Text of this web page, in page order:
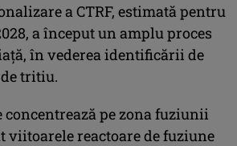
a CTRF, estimată pentru
a început un amplu proces
în vederea identificării de
tritiu.
concentrează pe zona fuziunii
viitoarele reactoare de fuziune